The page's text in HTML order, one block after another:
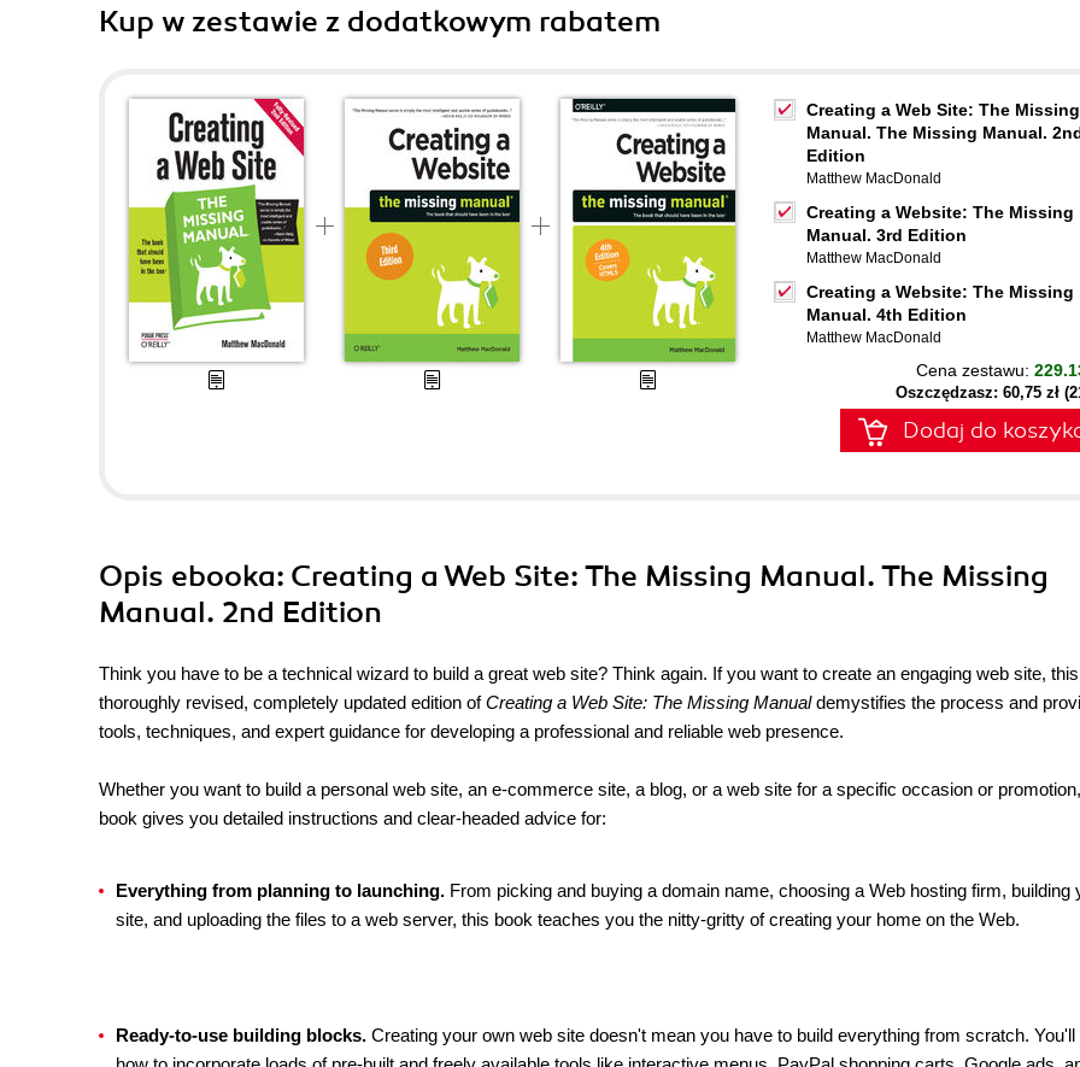
Kup w zestawie z dodatkowym rabatem
Creating a Web Site: The Missing
Manual. The Missing Manual.
Edition
Matthew MacDonald
Creating a Website: The Missing
Manual. 3rd Edition
Matthew MacDonald
Creating a Website: The Missing
Manual. 4th Edition
Matthew MacDonald
Cena zestawu:
Oszczędzasz: 60,75 zł
Dodaj do
Opis ebooka: Creating a Web Site: The Missing Manual. The Missing
Manual. 2nd Edition
Think you have to be a technical wizard to build a great web site? Think again. If you want to create an engaging web site, this
thoroughly revised, completely updated edition ofCreating a Web Site: The Missing Manualdemystifies the process and
tools, techniques, and expert guidance for developing a professional and reliable web presence.
Whether you want to build a personal web site, an e-commerce site, a blog, or a web site for a specific occasion or
book gives you detailed instructions and clear-headed advice for:
Everything from planning to launching. From picking and buying a domain name, choosing a Web hosting firm, building
site, and uploading the files to a web server, this book teaches you the nitty-gritty of creating your home on the Web.
Ready-to-use building blocks. Creating your own web site doesn't mean you have to build everything from scratch. You'll